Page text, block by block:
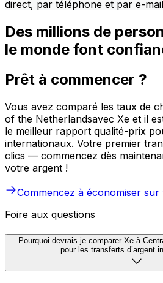
direct, par téléphone et par e-
Des millions de
le monde font
Prêt à commencer ?
Vous avez comparé les taux de
of the Netherlandsavec Xe et il
le meilleur rapport qualité-prix
internationaux. Votre premier
clics — commencez dès
votre argent !
Commencez à économiser
Foire aux questions
Pourquoi devrais-je comparer Xe à
pour les transferts d’argent